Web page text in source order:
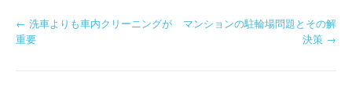
P
← 洗車よりも車内クリーニングが
重要
マンションの駐輪場問題とその解
決策 →